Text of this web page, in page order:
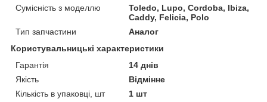
Сумісність з моделлю
Toledo, Lupo, Cordoba, Ibiza,
Caddy, Felicia, Polo
Тип запчастини
Аналог
Користувальницькі характеристики
Гарантія
14 днів
Якість
Відмінне
Кількість в упаковці, шт
1 шт